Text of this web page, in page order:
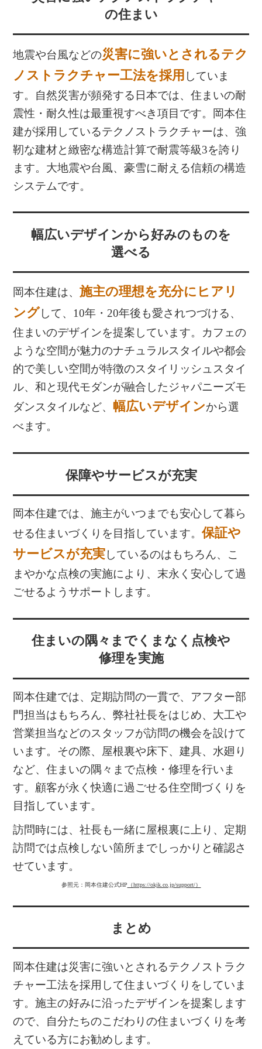
の住まい
地震や台風などの災害に強いとされるテク
ノストラクチャー工法を採用 していま
す。自然災害が頻発する日本では、住まいの耐
震性・耐久性は最重視すべき項目です。岡本住
建が採用しているテクノストラクチャーは、強
靭な建材と緻密な構造計算で耐震等級3を誇り
ます。大地震や台風、豪雪に耐える信頼の構造
システムです。
幅広いデザインから好みのものを
選べる
岡本住建は、施主の理想を充分にヒアリ
ングして、10年・20年後も愛されつづける、
住まいのデザインを提案しています。カフェの
ような空間が魅力のナチュラルスタイルや都会
的で美しい空間が特徴のスタイリッシュスタイ
ル、和と現代モダンが融合したジャパニーズモ
ダンスタイルなど、幅広いデザインから選
べます。
保障やサービスが充実
岡本住建では、施主がいつまでも安心して暮ら
せる住まいづくりを目指しています。保証や
サービスが充実しているのはもちろん、こ
まやかな点検の実施により、末永く安心して過
ごせるようサポートします。
住まいの隅々までくまなく点検や
修理を実施
岡本住建では、定期訪問の一貫で、アフター部
門担当はもちろん、弊社社長をはじめ、大工や
営業担当などのスタッフが訪問の機会を設けて
います。その際、屋根裏や床下、建具、水廻り
など、住まいの隅々まで点検・修理を行いま
す。顧客が永く快適に過ごせる住空間づくりを
目指しています。
訪問時には、社長も一緒に屋根裏に上り、定期
訪問では点検しない箇所までしっかりと確認さ
せています。
参照元：岡本住建公式HP （https://okjk.co.jp/support/）
まとめ
岡本住建は災害に強いとされるテクノストラク
チャー工法を採用して住まいづくりをしていま
す。施主の好みに沿ったデザインを提案します
ので、自分たちのこだわりの住まいづくりを考
えている方にお勧めします。